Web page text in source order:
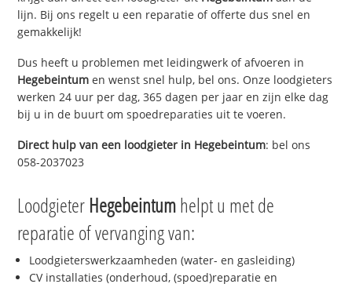
lijn. Bij ons regelt u een reparatie of offerte dus snel en
gemakkelijk!
Dus heeft u problemen met leidingwerk of afvoeren in
Hegebeintum en wenst snel hulp, bel ons. Onze loodgieters
werken 24 uur per dag, 365 dagen per jaar en zijn elke dag
bij u in de buurt om spoedreparaties uit te voeren.
Direct hulp van een loodgieter in Hegebeintum: bel ons
058-2037023
Loodgieter Hegebeintumhelpt u met de
reparatie of vervanging van:
Loodgieterswerkzaamheden (water- en gasleiding)
CV installaties (onderhoud, (spoed)reparatie en